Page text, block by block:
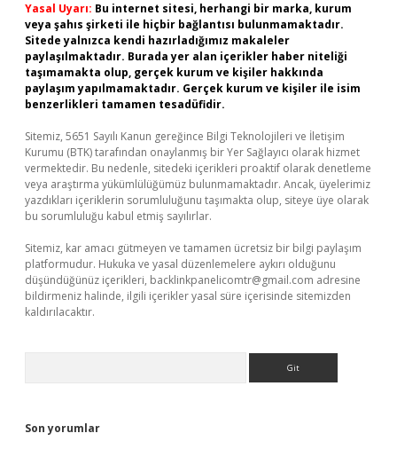
Yasal Uyarı: Bu internet sitesi, herhangi bir marka, kurum
veya şahıs şirketi ile hiçbir bağlantısı bulunmamaktadır.
Sitede yalnızca kendi hazırladığımız makaleler
paylaşılmaktadır. Burada yer alan içerikler haber niteliği
taşımamakta olup, gerçek kurum ve kişiler hakkında
paylaşım yapılmamaktadır. Gerçek kurum ve kişiler ile isim
benzerlikleri tamamen tesadüfidir.
Sitemiz, 5651 Sayılı Kanun gereğince Bilgi Teknolojileri ve İletişim
Kurumu (BTK) tarafından onaylanmış bir Yer Sağlayıcı olarak hizmet
vermektedir. Bu nedenle, sitedeki içerikleri proaktif olarak denetleme
veya araştırma yükümlülüğümüz bulunmamaktadır. Ancak, üyelerimiz
yazdıkları içeriklerin sorumluluğunu taşımakta olup, siteye üye olarak
bu sorumluluğu kabul etmiş sayılırlar.
Sitemiz, kar amacı gütmeyen ve tamamen ücretsiz bir bilgi paylaşım
platformudur. Hukuka ve yasal düzenlemelere aykırı olduğunu
düşündüğünüz içerikleri, backlinkpanelicomtr@gmail.com adresine
bildirmeniz halinde, ilgili içerikler yasal süre içerisinde sitemizden
kaldırılacaktır.
Son yorumlar